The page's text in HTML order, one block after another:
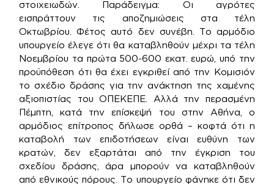
στοιχειωδών. Παράδειγμα: Οι αγρότες
εισπράττουν τις αποζημιώσεις στα τέλη
Οκτωβρίου. Φέτος αυτό δεν συνέβη. Το αρμόδιο
υπουργείο έλεγε ότι θα καταβληθούν μέχρι τα τέλη
Νοεμβρίου τα πρώτα 500-600 εκατ. ευρώ, υπό την
προϋπόθεση ότι θα έχει εγκριθεί από την Κομισιόν
το σχέδιο δράσης για την ανάκτηση της χαμένης
αξιοπιστίας του ΟΠΕΚΕΠΕ. Αλλά την περασμένη
Πέμπτη, κατά την επίσκεψή του στην Αθήνα, ο
αρμόδιος επίτροπος δήλωσε ορθά – κοφτά ότι η
καταβολή των επιδοτήσεων είναι ευθύνη των
κρατών, δεν εξαρτάται από την έγκριση του
σχεδίου δράσης, άρα μπορούν να καταβληθούν
από εθνικούς πόρους. Το υπουργείο φάνηκε ότι δεν